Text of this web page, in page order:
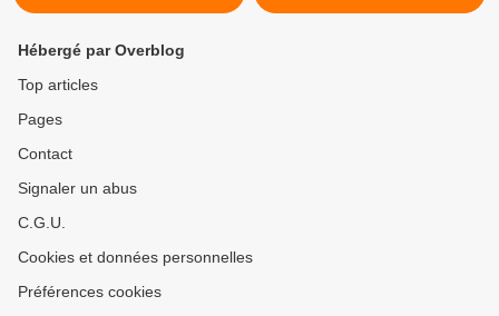
Hébergé par Overblog
Top articles
Pages
Contact
Signaler un abus
C.G.U.
Cookies et données personnelles
Préférences cookies